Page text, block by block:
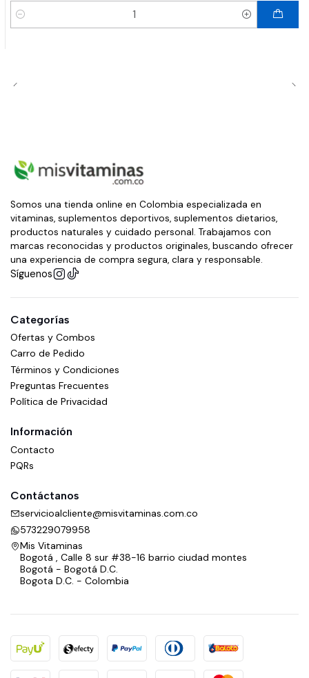
Cantidad
Somos una tienda online en Colombia especializada en
vitaminas, suplementos deportivos, suplementos dietarios,
productos naturales y cuidado personal. Trabajamos con
marcas reconocidas y productos originales, buscando ofrecer
una experiencia de compra segura, clara y responsable.
Síguenos
Categorías
Ofertas y Combos
Carro de Pedido
Términos y Condiciones
Preguntas Frecuentes
Política de Privacidad
Información
Contacto
PQRs
Contáctanos
servicioalcliente@misvitaminas.com.co
573229079958
Mis Vitaminas
Bogotá , Calle 8 sur #38-16 barrio ciudad montes
Bogotá - Bogotá D.C.
Bogota D.C. - Colombia